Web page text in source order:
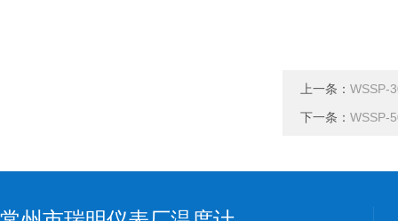
上一条： WSSP-
下一条： WSSP-